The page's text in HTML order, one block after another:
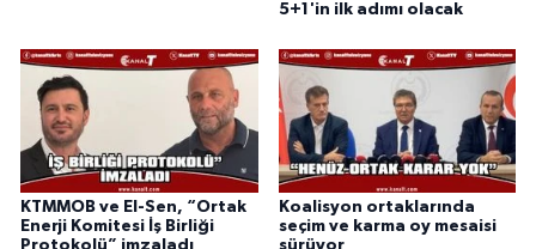
5+1'in ilk adımı olacak
KTMMOB ve El-Sen, “Ortak
Enerji Komitesi İş Birliği
Protokolü” imzaladı
Koalisyon ortaklarında
seçim ve karma oy mesaisi
sürüyor